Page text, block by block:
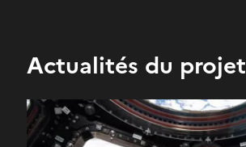
Actualités du projet